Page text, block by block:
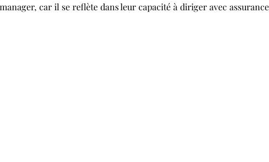
car il se reflète dans leur capacité à diriger avec